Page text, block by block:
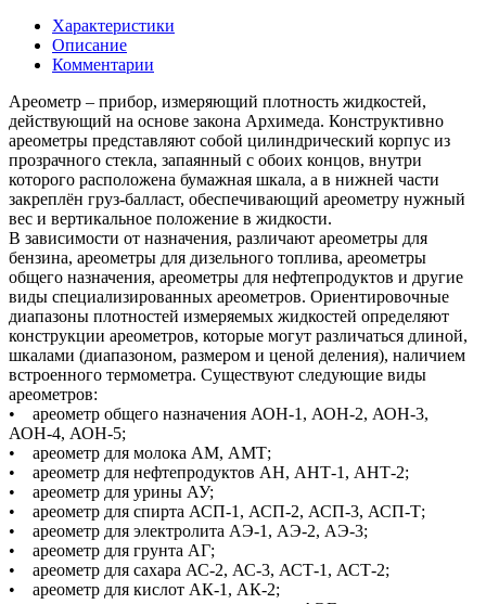
Характеристики
Описание
Комментарии
Ареометр – прибор, измеряющий плотность жидкостей,
действующий на основе закона Архимеда. Конструктивно
ареометры представляют собой цилиндрический корпус из
прозрачного стекла, запаянный с обоих концов, внутри
которого расположена бумажная шкала, а в нижней части
закреплён груз-балласт, обеспечивающий ареометру нужный
вес и вертикальное положение в жидкости.
В зависимости от назначения, различают ареометры для
бензина, ареометры для дизельного топлива, ареометры
общего назначения, ареометры для нефтепродуктов и другие
виды специализированных ареометров. Ориентировочные
диапазоны плотностей измеряемых жидкостей определяют
конструкции ареометров, которые могут различаться длиной,
шкалами (диапазоном, размером и ценой деления), наличием
встроенного термометра. Существуют следующие виды
ареометров:
• ареометр общего назначения АОН-1, АОН-2, АОН-3,
АОН-4, АОН-5;
• ареометр для молока АМ, АМТ;
• ареометр для нефтепродуктов АН, АНТ-1, АНТ-2;
• ареометр для урины АУ;
• ареометр для спирта АСП-1, АСП-2, АСП-3, АСП-Т;
• ареометр для электролита АЭ-1, АЭ-2, АЭ-3;
• ареометр для грунта АГ;
• ареометр для сахара АС-2, АС-3, АСТ-1, АСТ-2;
• ареометр для кислот АК-1, АК-2;